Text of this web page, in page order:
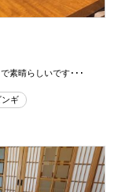
素晴らしいです･･･
ギ